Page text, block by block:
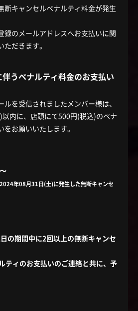
断キャンセルペナルティ料金が発生
録のメールアドレスへお支払いに関
だきます。
うペナルティ料金のお支払い
を受信されましたメンバー様は、
内に、店頭にて500円(税込)のペナ
お願いいたします。
年08月31日(土)に発生した無断キャンセ
の期間中に2回以上の無断キャンセ
ティのお支払いのご連絡と共に、予